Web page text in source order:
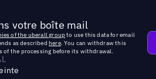
votre boîte mail
of the uberall groupto use this data for email
as described here. You can withdraw this
the processing before its withdrawal.